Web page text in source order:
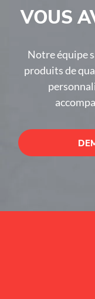
VOUS
Notre équipe
produits de